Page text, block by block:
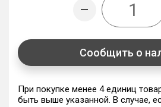
Сообщить о
При покупке менее 4 единиц
быть выше указанной. В случае,